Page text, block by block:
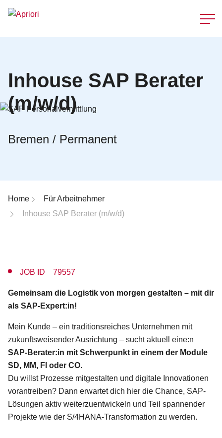
Inhouse SAP Berater
(m/w/d)
Bremen / Permanent
Breadcrumb-Navigation
Home
Für Arbeitnehmer
Inhouse SAP Berater (m/w/d)
JOB ID 79557
Gemeinsam die Logistik von morgen gestalten – mit dir
als SAP-Expert:in!
Mein Kunde – ein traditionsreiches Unternehmen mit
zukunftsweisender Ausrichtung – sucht aktuell eine:n
SAP-Berater:in mit Schwerpunkt in einem der Module
SD, MM, FI oder CO.
Du willst Prozesse mitgestalten und digitale Innovationen
vorantreiben? Dann erwartet dich hier die Chance, SAP-
Lösungen aktiv weiterzuentwickeln und Teil spannender
Projekte wie der S/4HANA-Transformation zu werden.